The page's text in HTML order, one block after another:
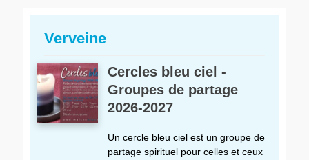
Verveine
Cercles bleu ciel -
Groupes de partage
2026-2027
Un cercle bleu ciel est un groupe de
partage spirituel pour celles et ceux